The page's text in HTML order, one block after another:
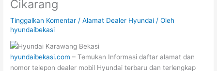
Cikarang
Tinggalkan Komentar /Alamat Dealer Hyundai / Oleh
hyundaibekasi
hyundaibekasi.com– Temukan Informasi daftar alamat dan
nomor telepon dealer mobil Hyundai terbaru dan terlengkap